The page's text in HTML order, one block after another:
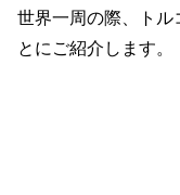
世界一周の際、トル
とにご紹介します。